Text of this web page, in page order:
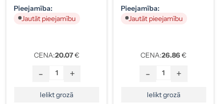
Pieejamība:
Jautāt pieejamību
CENA:20.07€
- +
Ielikt grozā
Pieejamība:
Jautāt pieejamību
CENA:26.86€
- +
Ielikt grozā